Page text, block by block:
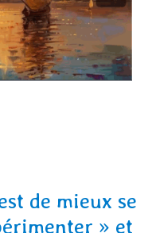
de mieux se
» et